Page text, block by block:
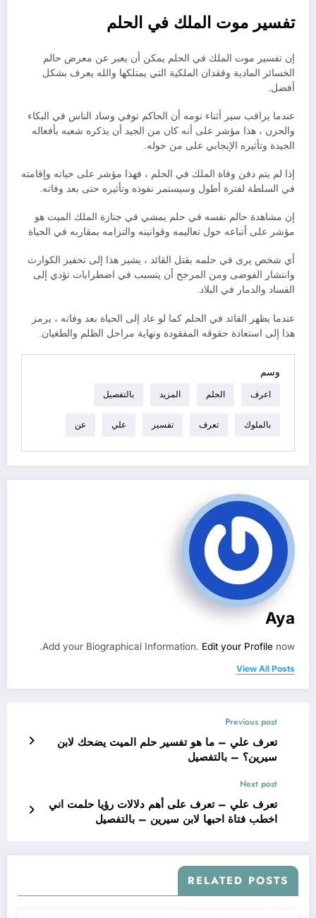
تفسير موت الملك في الحلم
إن تفسير موت الملك في الحلم يمكن أن يعبر عن معرض حالم
الخسائر المادية وفقدان الملكية التي يمتلكها والله يعرف بشكل
أفضل.
عندما يراقب سير أثناء نومه أن الحاكم توفي وساد الناس في البكاء
والحزن ، هذا مؤشر على أنه كان من الجيد أن يذكره شعبه بأفعاله
الجيدة وتأثيره الإيجابي على من حوله.
إذا لم يتم دفن وفاة الملك في الحلم ، فهذا مؤشر على حياته وإقامته
في السلطة لفترة أطول وسيستمر نفوذه وتأثيره حتى بعد وفاته.
إن مشاهدة حالم نفسه في حلم يمشي في جنازة الملك الميت هو
مؤشر على أتباعه حول تعاليمه وقوانينه والتزامه بمقاربه في الحياة
أي شخص يرى في حلمه بقتل القائد ، يشير هذا إلى تحفيز الكوارث
وانتشار الفوضى ومن المرجح أن يتسبب في اضطرابات تؤدي إلى
الفساد والدمار في البلاد.
عندما يظهر القائد في الحلم كما لو عاد إلى الحياة بعد وفاته ، يرمز
هذا إلى استعادة حقوقه المفقودة ونهاية مراحل الظلم والطغيان.
وسم
اعرف الحلم المزيد بالتفصيل
بالملوك تعرف تفسير علي عن
Aya
Add your Biographical Information. Edit your Profile now.
View All Posts
Previous post
تعرف علي – ما هو تفسير حلم الميت يضحك لابن
سيرين؟ – بالتفصيل
Next post
تعرف علي – تعرف على أهم دلالات رؤيا حلمت اني
اخطب فتاة احبها لابن سيرين – بالتفصيل
RELATED POSTS